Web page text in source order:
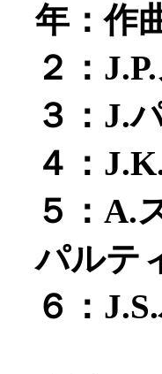
年：作
２：
３：J.
４：
５：A.
パルテ
６：